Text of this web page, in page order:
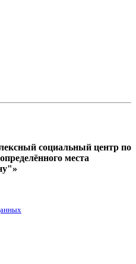
социальный центр по
места